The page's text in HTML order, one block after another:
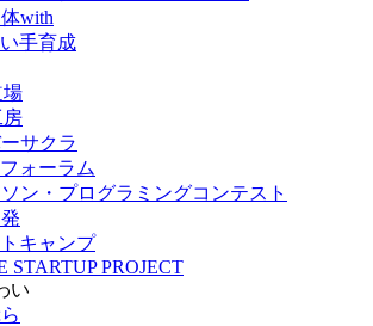
with
手育成
場
房
サクラ
ォーラム
ン・プログラミングコンテスト
キャンプ
STARTUP PROJECT
い